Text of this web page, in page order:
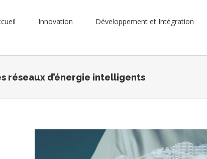
Innovation Développement et Intégration
réseaux d’énergie intelligents